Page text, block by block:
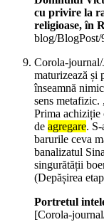
cu privire la
religioase, în
blog/BlogPost/
Corola-
maturizează și
înseamnă
sens metafizic.
Prima achiziție
de agregare.
barurile ceva
banalizatul
singurătății
(Depășirea
Portretul
[Corola-